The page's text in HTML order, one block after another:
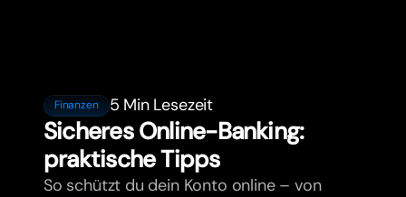
Finanzen 5 Min Lesezeit
Sicheres Online-Banking:
praktische Tipps
So schützt du dein Konto online – von